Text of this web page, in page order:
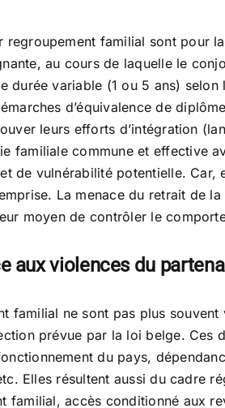
familial sont pour
au cours de laquelle le
durée variable (1 ou 5 ans)
d’équivalence de
leurs efforts d’intégration
familiale commune et effective
de vulnérabilité potentielle.
La menace du retrait de
moyen de contrôler le
aux violences du
familial ne sont pas plus
prévue par la loi belge.
du pays,
Elles résultent aussi du cadre
familial, accès conditionné aux